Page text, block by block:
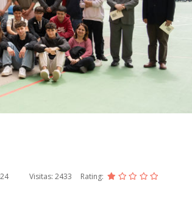
Visitas: 2433 Rating: